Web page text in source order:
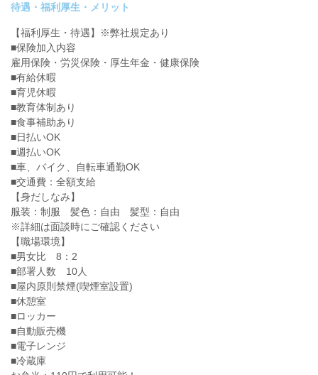
待遇・福利厚生・メリット
【福利厚生・待遇】※弊社規定あり
■保険加入内容
雇用保険・労災保険・厚生年金・健康保険
■有給休暇
■育児休暇
■教育体制あり
■食事補助あり
■日払いOK
■週払いOK
■車、バイク、自転車通勤OK
■交通費：全額支給
【身だしなみ】
服装：制服 髪色：自由 髪型：自由
※詳細は面談時にご確認ください
【職場環境】
■男女比 8：2
■部署人数 10人
■屋内原則禁煙(喫煙室設置)
■休憩室
■ロッカー
■自動販売機
■電子レンジ
■冷蔵庫